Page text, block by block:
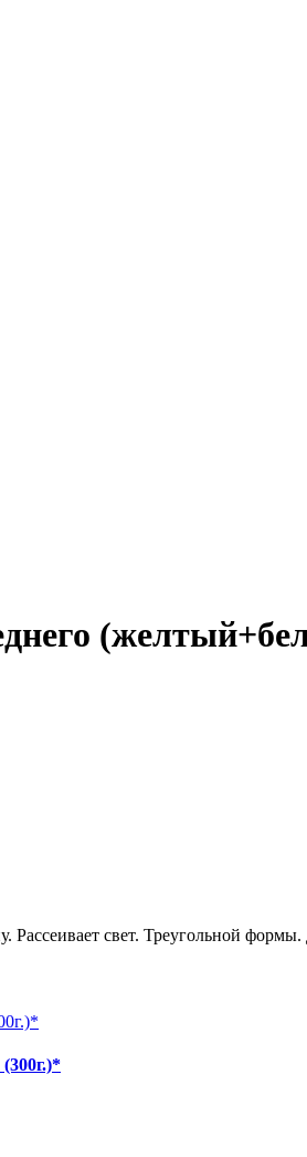
свет. Треугольной